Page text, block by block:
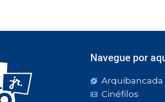
Navegue por
Arquibancada
Cinéfilos